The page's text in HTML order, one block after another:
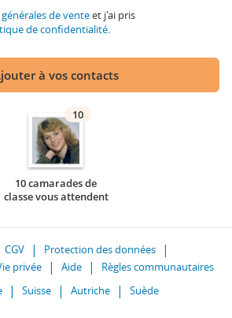
de venteet j'ai pris
de confidentialité.
à vos contacts
10
10 camarades de
classe vous attendent
CGV
Protection des données
privée Aide
Règles communautaires
Suisse Autriche Suède